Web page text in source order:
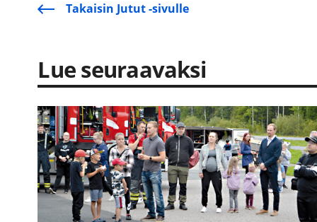
Takaisin Jutut -sivulle
Lue seuraavaksi